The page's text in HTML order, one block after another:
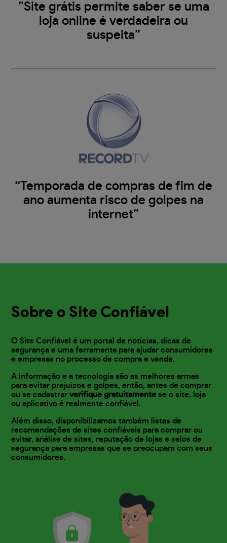
”Site grátis permite saber se uma
loja online é verdadeira ou
suspeita”
“Temporada de compras de fim de
ano aumenta risco de golpes na
internet”
Sobre o Site Confiável
O Site Confiável é um portal de notícias, dicas de
segurança e uma ferramenta para ajudar consumidores
e empresas no processo de compra e venda.
A informação e a tecnologia são as melhores armas
para evitar prejuízos e golpes, então, antes de comprar
ou se cadastrarverifique gratuitamente se o site, loja
ou aplicativo é realmente confiável.
Além disso, disponibilizamos também listas de
recomendações de sites confiáveis para comprar ou
evitar, análise de sites, reputação de lojas e selos de
segurança para empresas que se preocupam com seus
consumidores.